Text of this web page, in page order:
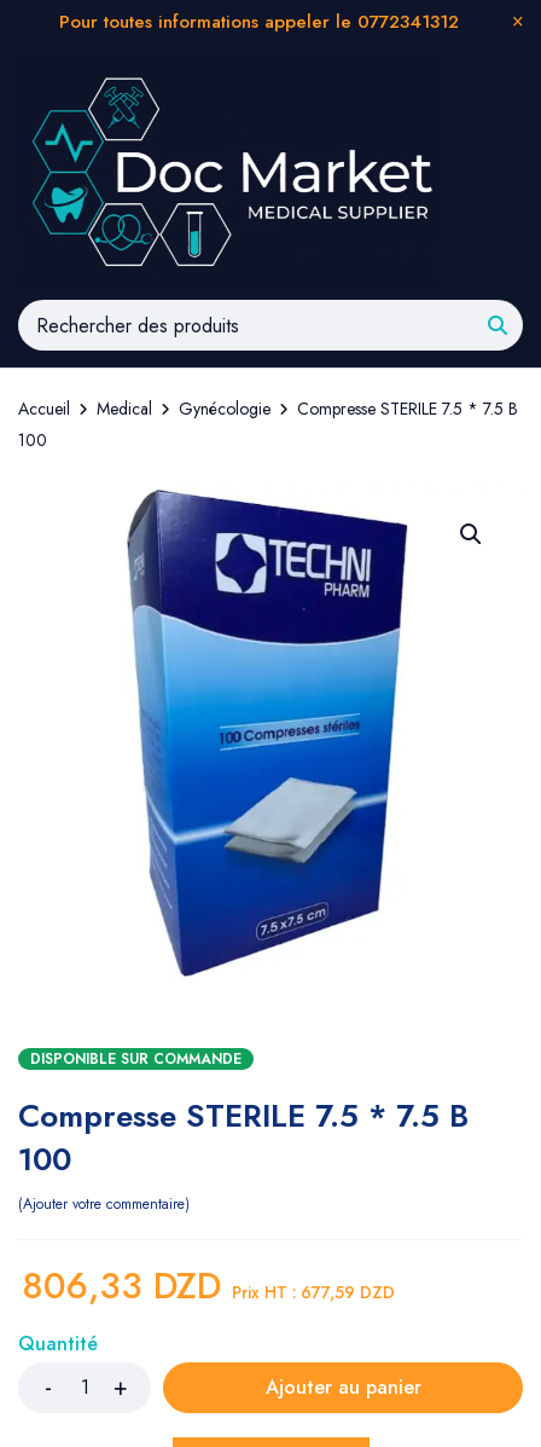
Pour toutes informations appeler le 0772341312
Accueil Medical Gynécologie
Compresse STERILE 7.5 * 7.5 B
100
DISPONIBLE SUR COMMANDE
Compresse STERILE 7.5 * 7.5 B
100
Ajouter votre commentaire
806,33 DZD Prix HT : 677,59 DZD
Quantité
Ajouter au panier